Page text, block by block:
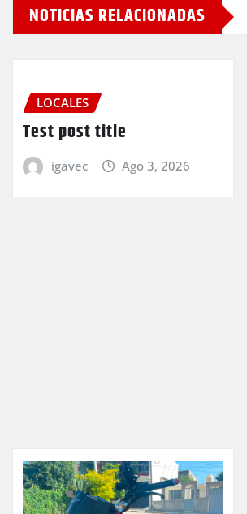
NOTICIAS RELACIONADAS
LOCALES
Test post title
igavec Ago 3, 2026